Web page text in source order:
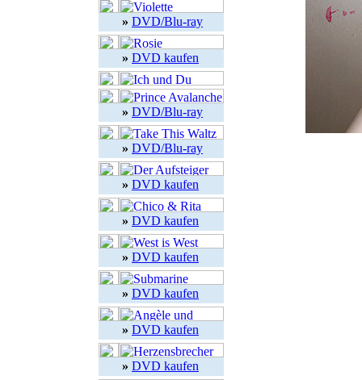
» DVD/Blu-ray
» DVD kaufen
» DVD/Blu-ray
» DVD/Blu-ray
» DVD kaufen
» DVD kaufen
» DVD kaufen
» DVD kaufen
» DVD kaufen
» DVD kaufen